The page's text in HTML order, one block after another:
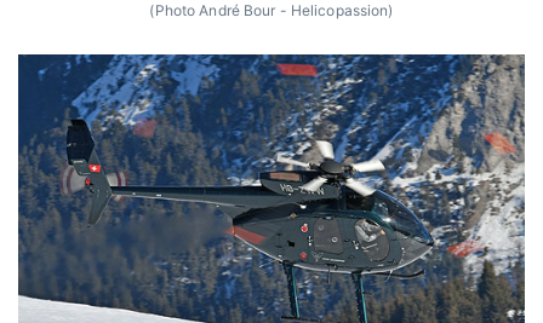
(Photo André Bour - Helicopassion)